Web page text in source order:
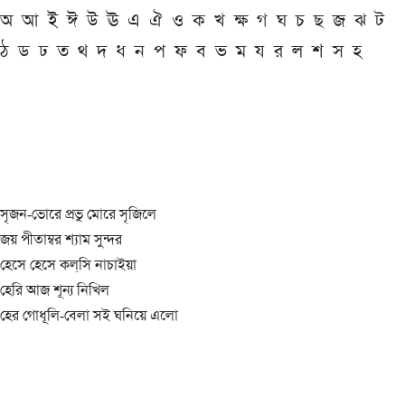
অ আ ই ঈ উ ঊ এ ঐ ও ক খ ক্ষ গ ঘ চ ছ জ ঝ ট
ঠ ড ঢ ত থ দ ধ ন প ফ ব ভ ম য র ল শ স হ
সৃজন-ভোরে প্রভু মোরে সৃজিলে
জয় পীতাম্বর শ্যাম সুন্দর
হেসে হেসে কল্‌সি নাচাইয়া
হেরি আজ শূন্য নিখিল
হের গোধূলি-বেলা সই ঘনিয়ে এলো